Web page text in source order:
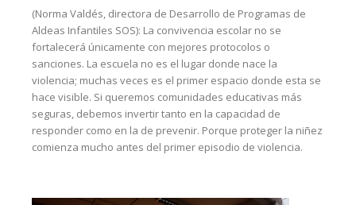
(Norma Valdés, directora de Desarrollo de Programas de
Aldeas Infantiles SOS): La convivencia escolar no se
fortalecerá únicamente con mejores protocolos o
sanciones. La escuela no es el lugar donde nace la
violencia; muchas veces es el primer espacio donde esta se
hace visible. Si queremos comunidades educativas más
seguras, debemos invertir tanto en la capacidad de
responder como en la de prevenir. Porque proteger la niñez
comienza mucho antes del primer episodio de violencia.